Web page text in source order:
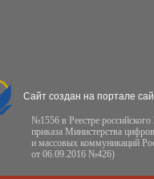
Сайт создан на портале
№1556 в Реестре
приказа Министерства
и массовых коммуникаций
от 06.09.2016 №426)